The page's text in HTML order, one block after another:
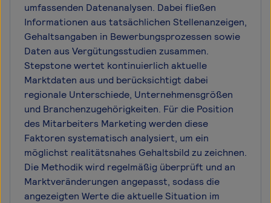
umfassenden Datenanalysen. Dabei fließen
Informationen aus tatsächlichen Stellenanzeigen,
Gehaltsangaben in Bewerbungsprozessen sowie
Daten aus Vergütungsstudien zusammen.
Stepstone wertet kontinuierlich aktuelle
Marktdaten aus und berücksichtigt dabei
regionale Unterschiede, Unternehmensgrößen
und Branchenzugehörigkeiten. Für die Position
des Mitarbeiters Marketing werden diese
Faktoren systematisch analysiert, um ein
möglichst realitätsnahes Gehaltsbild zu zeichnen.
Die Methodik wird regelmäßig überprüft und an
Marktveränderungen angepasst, sodass die
angezeigten Werte die aktuelle Situation im